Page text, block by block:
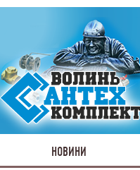
НОВИНИ